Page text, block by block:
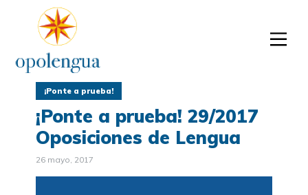
¡Ponte a prueba!
¡Ponte a prueba! 29/2017
Oposiciones de Lengua
26 mayo, 2017